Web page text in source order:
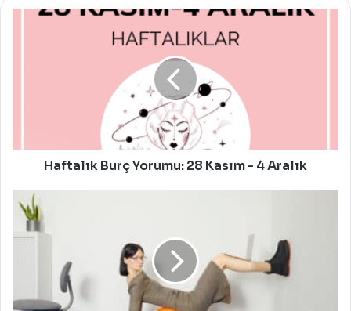
Haftalık
Haftalık Burç Yorumu: 28 Kasım - 4 Aralık
Camper
Yeni
Modelleri
Teix